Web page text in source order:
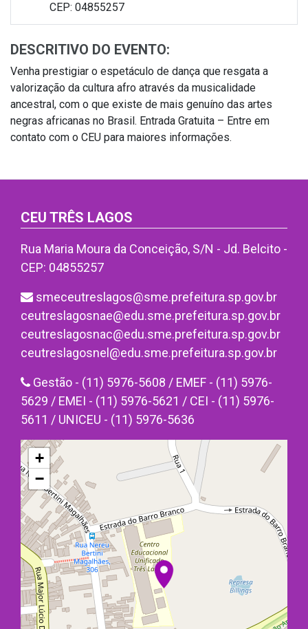
CEP: 04855257
DESCRITIVO DO EVENTO:
Venha prestigiar o espetáculo de dança que resgata a
valorização da cultura afro através da musicalidade
ancestral, com o que existe de mais genuíno das artes
negras africanas no Brasil. Entrada Gratuita – Entre em
contato com o CEU para maiores informações.
CEU TRÊS LAGOS
Rua Maria Moura da Conceição, S/N - Jd. Belcito -
CEP: 04855257
smeceutreslagos@sme.prefeitura.sp.gov.br
ceutreslagosnae@edu.sme.prefeitura.sp.gov.br
ceutreslagosnac@edu.sme.prefeitura.sp.gov.br
ceutreslagosnel@edu.sme.prefeitura.sp.gov.br
Gestão - (11) 5976-5608 / EMEF - (11) 5976-
5629 / EMEI - (11) 5976-5621 / CEI - (11) 5976-
5611 / UNICEU - (11) 5976-5636
+
−